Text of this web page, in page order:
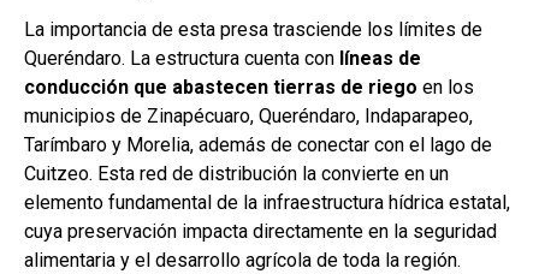
La importancia de esta presa trasciende los límites de
Queréndaro. La estructura cuenta con líneas de
conducción que abastecen tierras de riego en los
municipios de Zinapécuaro, Queréndaro, Indaparapeo,
Tarímbaro y Morelia, además de conectar con el lago de
Cuitzeo. Esta red de distribución la convierte en un
elemento fundamental de la infraestructura hídrica estatal,
cuya preservación impacta directamente en la seguridad
alimentaria y el desarrollo agrícola de toda la región.